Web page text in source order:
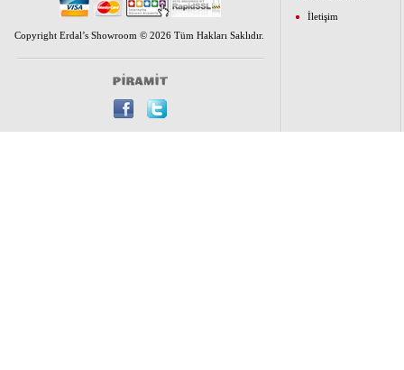
Copyright Erdal’s Showroom © 2026 Tüm Hakları Saklıdır.
İletişim